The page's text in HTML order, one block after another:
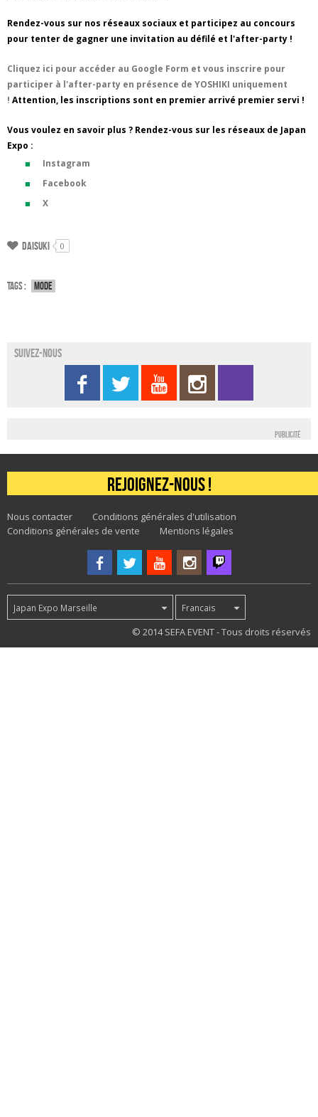
Rendez-vous sur nos réseaux sociaux et participez au concours
pour tenter de gagner une invitation au défilé et l'after-party !
Cliquez ici pour accéder au Google Form et vous inscrire pour
participer à l'after-party en présence de YOSHIKI uniquement
! Attention, les inscriptions sont en premier arrivé premier servi !
Vous voulez en savoir plus ? Rendez-vous sur les réseaux de Japan
Expo :
Instagram
Facebook
X
Daisuki 0
Tags : Mode
Suivez-nous
Publicité
Rejoignez-nous !
Nous contacter
Conditions générales d'utilisation
Conditions générales de vente
Mentions légales
Japan Expo Marseille Francais
© 2014 SEFA EVENT - Tous droits réservés